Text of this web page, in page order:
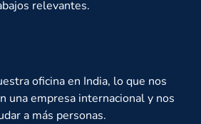
relevantes.
oficina en India, lo que nos
una empresa internacional y nos
a más personas.